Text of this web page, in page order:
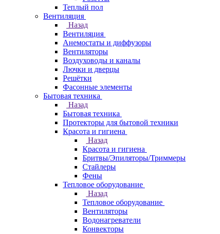
Теплый пол
Вентиляция
Назад
Вентиляция
Анемостаты и диффузоры
Вентиляторы
Воздуховоды и каналы
Лючки и дверцы
Решётки
Фасонные элементы
Бытовая техника
Назад
Бытовая техника
Протекторы для бытовой техники
Красота и гигиена
Назад
Красота и гигиена
Бритвы/Эпиляторы/Триммеры
Стайлеры
Фены
Тепловое оборудование
Назад
Тепловое оборудование
Вентиляторы
Водонагреватели
Конвекторы